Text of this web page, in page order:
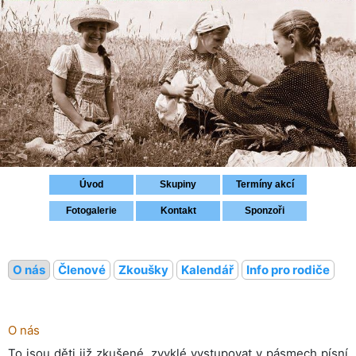
Přihlášení
Úvod Skupiny Termíny akcí
Fotogalerie Kontakt Sponzoři
O nás Členové Zkoušky Kalendář Info pro rodiče
O nás